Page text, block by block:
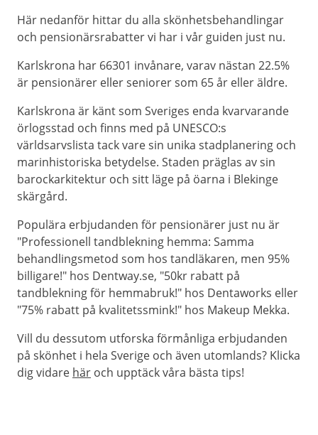
Här nedanför hittar du alla skönhetsbehandlingar
och pensionärsrabatter vi har i vår guiden just nu.
Karlskrona har 66301 invånare, varav nästan 22.5%
är pensionärer eller seniorer som 65 år eller äldre.
Karlskrona är känt som Sveriges enda kvarvarande
örlogsstad och finns med på UNESCO:s
världsarvslista tack vare sin unika stadplanering och
marinhistoriska betydelse. Staden präglas av sin
barockarkitektur och sitt läge på öarna i Blekinge
skärgård.
Populära erbjudanden för pensionärer just nu är
"Professionell tandblekning hemma: Samma
behandlingsmetod som hos tandläkaren, men 95%
billigare!" hos Dentway.se, "50kr rabatt på
tandblekning för hemmabruk!" hos Dentaworks eller
"75% rabatt på kvalitetssmink!" hos Makeup Mekka.
Vill du dessutom utforska förmånliga erbjudanden
på skönhet i hela Sverige och även utomlands? Klicka
dig vidare här och upptäck våra bästa tips!